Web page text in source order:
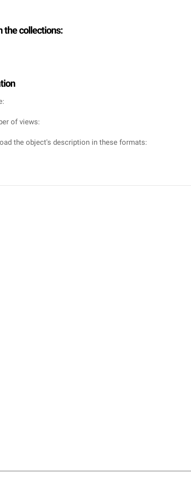
the collections:
of views:
the object's description in these formats: